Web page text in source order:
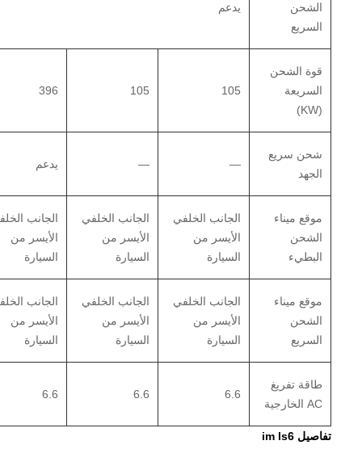
الشحن
السريع
يدعم
قوة الشحن
السريعة
(KW)
105
105
396
شحن سريع
الجهد
—
— يدعم
موقع ميناء
الشحن
البطيء
الجانب الخلفي
الأيسر من
السيارة
الجانب الخلفي
الأيسر من
السيارة
الجانب
الأيسر من
السيارة
موقع ميناء
الشحن
السريع
الجانب الخلفي
الأيسر من
السيارة
الجانب الخلفي
الأيسر من
السيارة
الجانب
الأيسر من
السيارة
طاقة تفريغ
AC الخارجية
6.6
6.6
6.6
تفاصيل im ls6